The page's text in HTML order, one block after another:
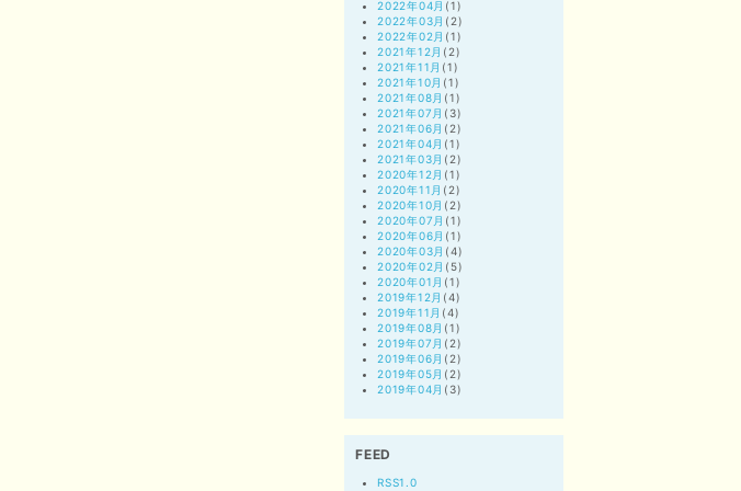
2022年04月 (1)
2022年03月 (2)
2022年02月 (1)
2021年12月 (2)
2021年11月 (1)
2021年10月 (1)
2021年08月 (1)
2021年07月 (3)
2021年06月 (2)
2021年04月 (1)
2021年03月 (2)
2020年12月 (1)
2020年11月 (2)
2020年10月 (2)
2020年07月 (1)
2020年06月 (1)
2020年03月 (4)
2020年02月 (5)
2020年01月 (1)
2019年12月 (4)
2019年11月 (4)
2019年08月 (1)
2019年07月 (2)
2019年06月 (2)
2019年05月 (2)
2019年04月 (3)
FEED
RSS1.0